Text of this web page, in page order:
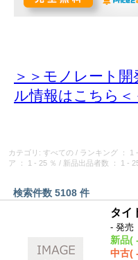
＞＞モノレート
ル情報はこちら＜
カテゴリ: すべての / ランキング ： 1
ア
： 1 - 25 ％ / 新品出品者数 ： 1 -
検索件数 5108 件
タイ
- 発売
新品(
中古(